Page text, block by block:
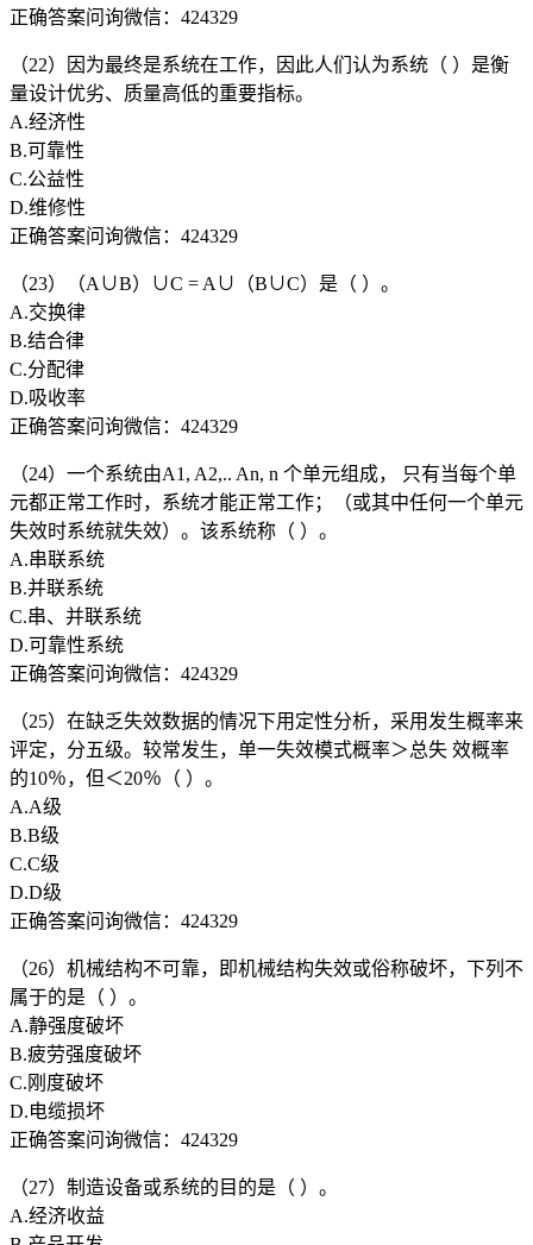
正确答案问询微信：424329
（22）因为最终是系统在工作，因此人们认为系统（ ）是衡
量设计优劣、质量高低的重要指标。
A.经济性
B.可靠性
C.公益性
D.维修性
正确答案问询微信：424329
（23）（A∪B）∪C = A∪（B∪C）是（ ）。
A.交换律
B.结合律
C.分配律
D.吸收率
正确答案问询微信：424329
（24）一个系统由A1, A2,.. An, n 个单元组成， 只有当每个单
元都正常工作时，系统才能正常工作；（或其中任何一个单元
失效时系统就失效）。该系统称（ ）。
A.串联系统
B.并联系统
C.串、并联系统
D.可靠性系统
正确答案问询微信：424329
（25）在缺乏失效数据的情况下用定性分析，采用发生概率来
评定，分五级。较常发生，单一失效模式概率＞总失 效概率
的10％，但＜20％（ ）。
A.A级
B.B级
C.C级
D.D级
正确答案问询微信：424329
（26）机械结构不可靠，即机械结构失效或俗称破坏，下列不
属于的是（ ）。
A.静强度破坏
B.疲劳强度破坏
C.刚度破坏
D.电缆损坏
正确答案问询微信：424329
（27）制造设备或系统的目的是（ ）。
A.经济收益